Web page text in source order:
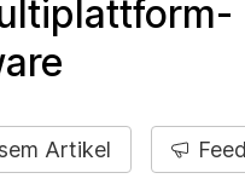
Artikel